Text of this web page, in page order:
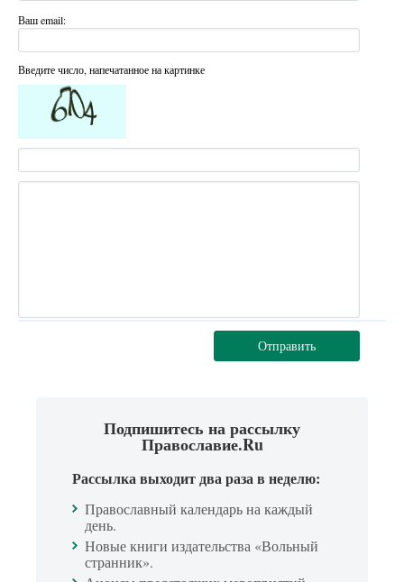
Ваш email:
Введите число, напечатанное на картинке
Отправить
Подпишитесь на рассылку
Православие.Ru
Рассылка выходит два раза в неделю:
Православный календарь на каждый
день.
Новые книги издательства «Вольный
странник».